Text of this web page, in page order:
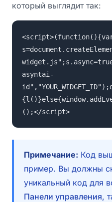
который выглядит так:
asyntai-
();</script>
Примечание: Код
пример. Вы должны
уникальный код для
Панели управления,